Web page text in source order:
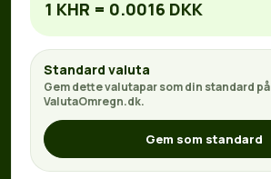
1 KHR = 0.0016 DKK
Standard valuta
Gem dette valutapar som din standard på
ValutaOmregn.dk.
Gem som standard